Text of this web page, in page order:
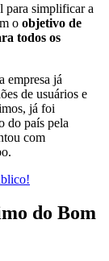
para simplificar a
o objetivo de
todos os
empresa já
de usuários e
já foi
do país pela
com
do Bom